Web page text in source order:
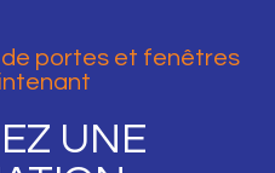
portes et fenêtres
UNE